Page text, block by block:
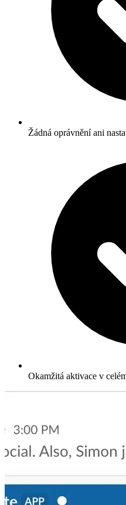
Žádná oprávnění ani
Okamžitá aktivace v